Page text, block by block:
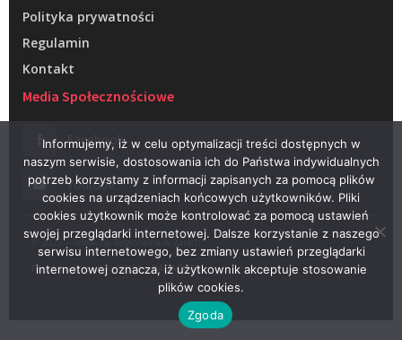
Polityka prywatności
Regulamin
Kontakt
Media Społecznościowe
Facebook
Youtube
© 2022 – Telewizja Regionalna w Żarach
Projektowanie stron WWW –RAGACOM
Informujemy, iż w celu optymalizacji treści dostępnych w
naszym serwisie, dostosowania ich do Państwa indywidualnych
potrzeb korzystamy z informacji zapisanych za pomocą plików
cookies na urządzeniach końcowych użytkowników. Pliki
cookies użytkownik może kontrolować za pomocą ustawień
swojej przeglądarki internetowej. Dalsze korzystanie z naszego
serwisu internetowego, bez zmiany ustawień przeglądarki
internetowej oznacza, iż użytkownik akceptuje stosowanie
plików cookies.
Zgoda